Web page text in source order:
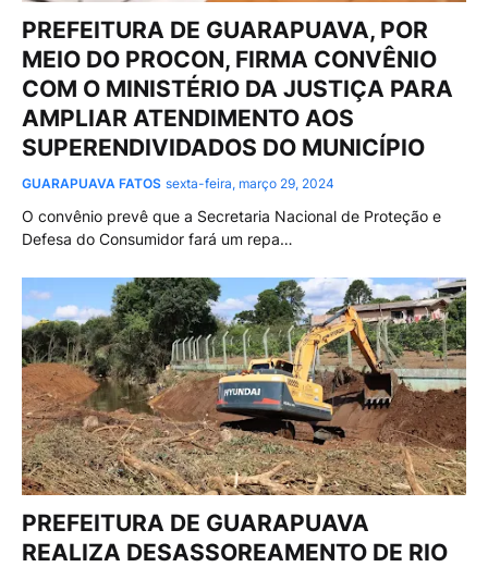
PREFEITURA DE GUARAPUAVA, POR
MEIO DO PROCON, FIRMA CONVÊNIO
COM O MINISTÉRIO DA JUSTIÇA PARA
AMPLIAR ATENDIMENTO AOS
SUPERENDIVIDADOS DO MUNICÍPIO
GUARAPUAVA FATOS sexta-feira, março 29, 2024
O convênio prevê que a Secretaria Nacional de Proteção e
Defesa do Consumidor fará um repa…
PREFEITURA DE GUARAPUAVA
REALIZA DESASSOREAMENTO DE RIO